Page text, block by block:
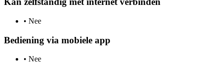
• Nee
Bediening via mobiele app
• Nee